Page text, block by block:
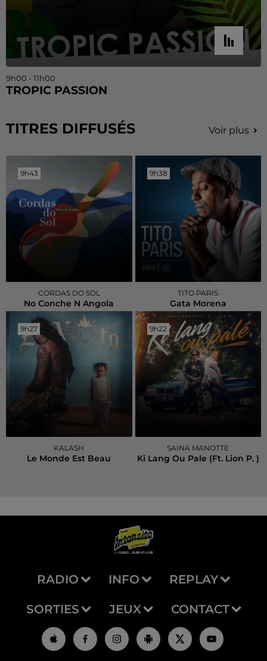
9h00 - 11h00
TROPIC PASSION
TITRES DIFFUSÉS Voir plus
9h43
9h43
CORDAS DO SOL
No Conche N Angola
9h38
9h38
TITO PARIS
Gata Morena
9h27
9h27
KALASH
Le Monde Est Beau
9h22
9h22
SAINA MANOTTE
Ki Lang Ou Pale (ft. Lion P. )
RADIO INFO REPLAY
SORTIES JEUX CONTACT